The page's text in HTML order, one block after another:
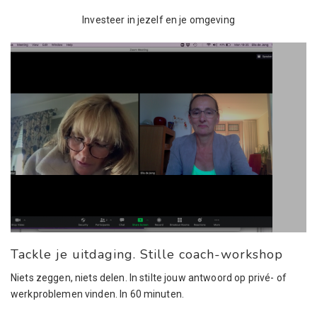
Investeer in jezelf en je omgeving
Tackle je uitdaging. Stille coach-workshop
Niets zeggen, niets delen. In stilte jouw antwoord op privé- of
werkproblemen vinden. In 60 minuten.